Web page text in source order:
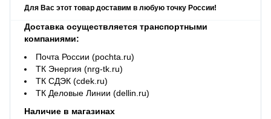
Для Вас этот товар доставим в любую точку России!
Доставка осуществляется транспортными
компаниями:
Почта России (pochta.ru)
ТК Энергия (nrg-tk.ru)
ТК СДЭК (cdek.ru)
ТК Деловые Линии (dellin.ru)
Наличие в магазинах